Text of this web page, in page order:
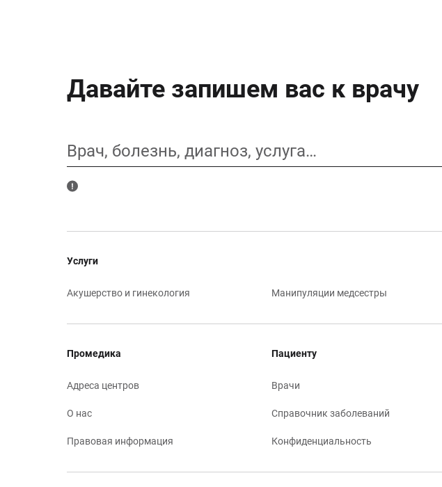
Давайте запишем вас к врачу
Врач, болезнь, диагноз, услуга…
Услуги
Акушерство и гинекология Манипуляции медсестры
Промедика
Адреса центров
О нас
Правовая информация
Пациенту
Врачи
Справочник заболеваний
Конфиденциальность